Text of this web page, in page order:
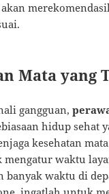
akan
Mata yang
gangguan,
hidup sehat
kesehatan
waktu
banyak waktu di